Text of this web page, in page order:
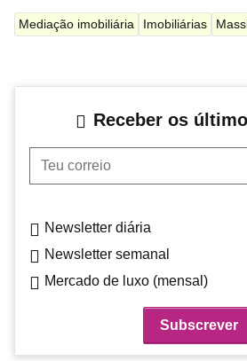
Mediação imobiliária Imobiliárias
Receber os
Teu correio
Newsletter diária
Newsletter semanal
Mercado de luxo (mensal)